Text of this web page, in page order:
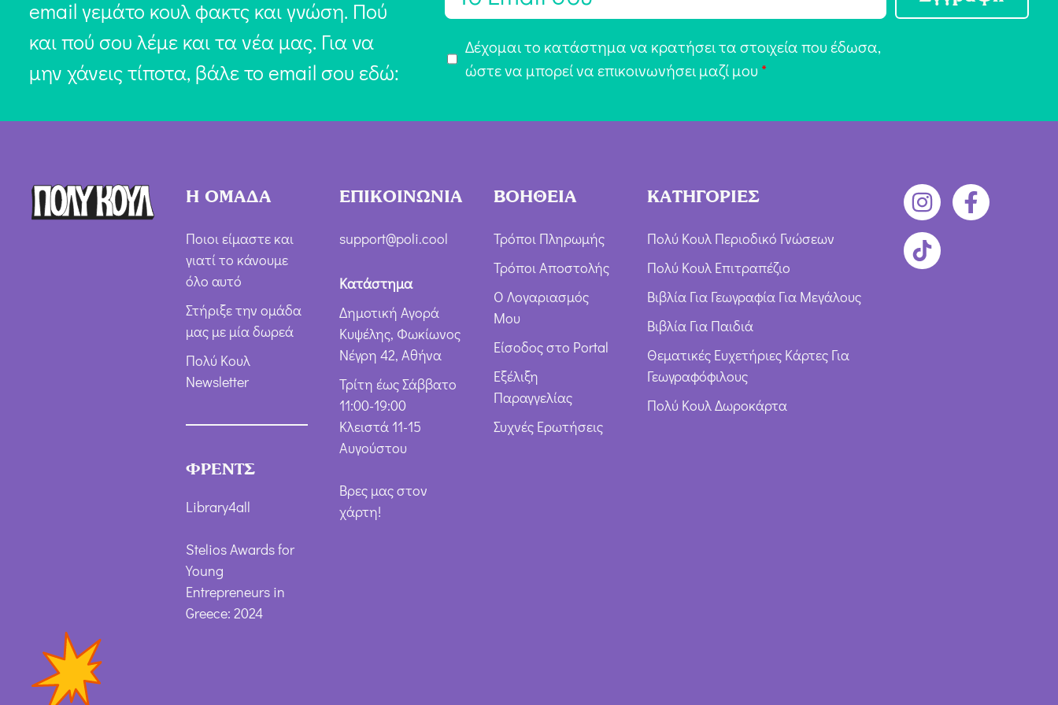
email γεμάτο κουλ φακτς και γνώση. Πού
και πού σου λέμε και τα νέα μας. Για να
μην χάνεις τίποτα, βάλε το email σου εδώ:
i
π
δ
ή
ρ
Δέχομαι το κατάστημα να κρατήσει τα στοιχεία που έδωσα,
ώστε να μπορεί να επικοινωνήσει μαζί μου *
Η ΟΜΑΔΑ
Ποιοι είμαστε και
γιατί το κάνουμε
όλο αυτό
Στήριξε την ομάδα
μας με μία δωρεά
Πολύ Κουλ
Newsletter
ΦΡΕΝΤΣ
Library4all
Stelios Awards for
Young
Entrepreneurs in
Greece: 2024
ΕΠΙΚΟΙΝΩΝΙΑ
support@poli.cool
Κατάστημα
Δημοτική Αγορά
Κυψέλης, Φωκίωνος
Νέγρη 42, Αθήνα
Τρίτη έως Σάββατο
11:00-19:00
Κλειστά 11-15
Αυγούστου
Βρες μας στον
χάρτη!
ΒΟΗΘΕΙΑ
Τρόποι Πληρωμής
Τρόποι Αποστολής
Ο Λογαριασμός
Μου
Είσοδος στο Portal
Εξέλιξη
Παραγγελίας
Συχνές Ερωτήσεις
ΚΑΤΗΓΟΡΙΕΣ
Πολύ Κουλ Περιοδικό Γνώσεων
Πολύ Κουλ Επιτραπέζιο
Βιβλία Για Γεωγραφία Για Μεγάλους
Βιβλία Για Παιδιά
Θεματικές Ευχετήριες Κάρτες Για
Γεωγραφόφιλους
Πολύ Κουλ Δωροκάρτα